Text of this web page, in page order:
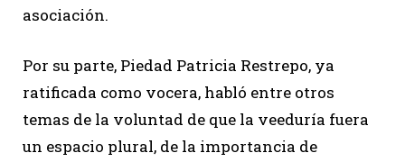
asociación.
Por su parte, Piedad Patricia Restrepo, ya
ratificada como vocera, habló entre otros
temas de la voluntad de que la veeduría fuera
un espacio plural, de la importancia de